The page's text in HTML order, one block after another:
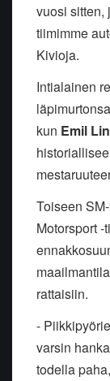
vuosi sitten,
tiimimme
Kivioja.
Intialainen
kun Emil
Toiseen
Motorsport
rattaisiin.
-
varsin
todella